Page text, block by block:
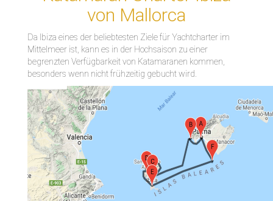
von Mallorca
Da Ibiza eines der beliebtesten Ziele für Yachtcharter im
Mittelmeer ist, kann es in der Hochsaison zu einer
begrenzten Verfügbarkeit von Katamaranen kommen,
besonders wenn nicht frühzeitig gebucht wird.